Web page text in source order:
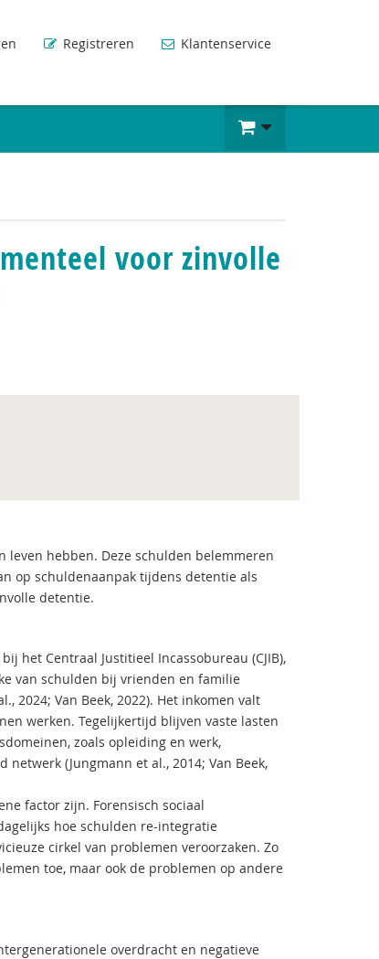
Registreren Klantenservice
voor zinvolle
leven hebben. Deze schulden belemmeren
op schuldenaanpak tijdens detentie als
detentie.
het Centraal Justitieel Incassobureau (CJIB),
van schulden bij vrienden en familie
2024; Van Beek, 2022). Het inkomen valt
werken. Tegelijkertijd blijven vaste lasten
zoals opleiding en werk,
(Jungmann et al., 2014; Van Beek,
factor zijn. Forensisch sociaal
hoe schulden re-integratie
cirkel van problemen veroorzaken. Zo
toe, maar ook de problemen op andere
overdracht en negatieve